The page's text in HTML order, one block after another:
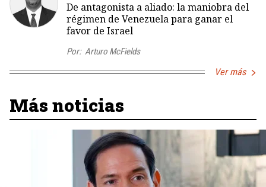
De antagonista a aliado: la maniobra del
régimen de Venezuela para ganar el
favor de Israel
Por: Arturo McFields
Ver más
Más noticias